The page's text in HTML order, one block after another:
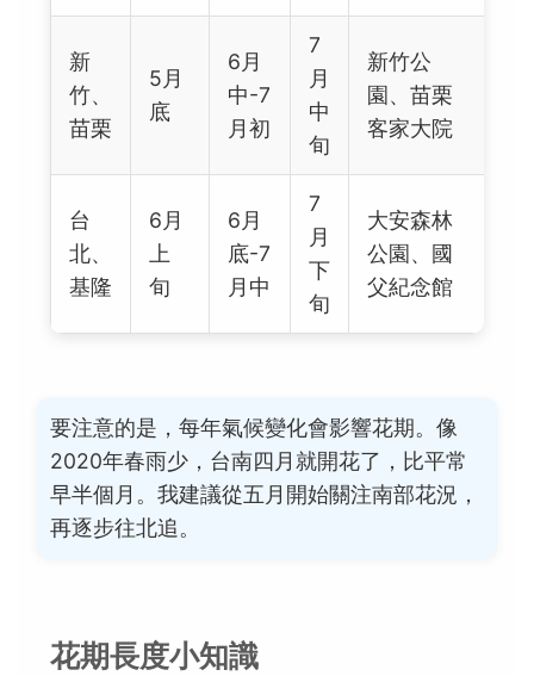
新
竹、
苗栗
5月
底
6月
中-7
月初
7
月
中
旬
新竹公
園、苗栗
客家大院
台
北、
基隆
6月
上
旬
6月
底-7
月中
7
月
下
旬
大安森林
公園、國
父紀念館
要注意的是，每年氣候變化會影響花期。像
2020年春雨少，台南四月就開花了，比平常
早半個月。我建議從五月開始關注南部花況，
再逐步往北追。
花期長度小知識